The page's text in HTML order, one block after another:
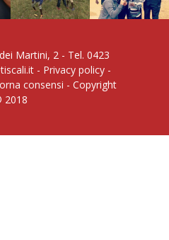
Martini, 2 - Tel. 0423
- Privacy policy-
consensi - Copyright
2018